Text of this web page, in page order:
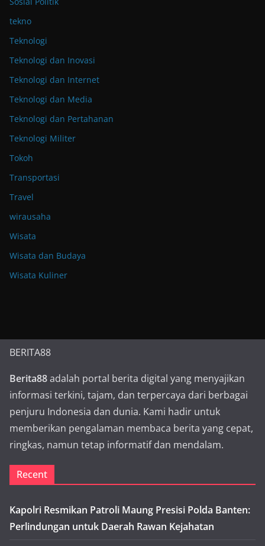
tekno
Teknologi
Teknologi dan Inovasi
Teknologi dan Internet
Teknologi dan Media
Teknologi dan Pertahanan
Teknologi Militer
Tokoh
Transportasi
Travel
wirausaha
Wisata
Wisata dan Budaya
Wisata Kuliner
BERITA88
Berita88adalah portal berita digital yang menyajikan
informasi terkini, tajam, dan terpercaya dari berbagai
penjuru Indonesia dan dunia. Kami hadir untuk
memberikan pengalaman membaca berita yang cepat,
ringkas, namun tetap informatif dan mendalam.
Recent
Kapolri Resmikan Patroli Maung Presisi Polda Banten:
Perlindungan untuk Daerah Rawan Kejahatan